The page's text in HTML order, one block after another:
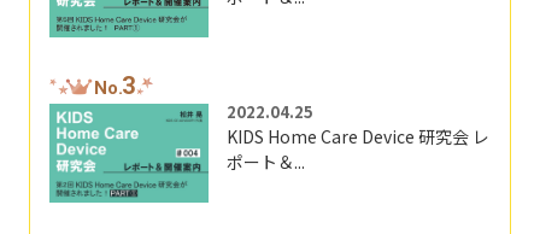
No.3
2022.04.25
KIDS Home Care Device 研究会 レ
ポート＆...